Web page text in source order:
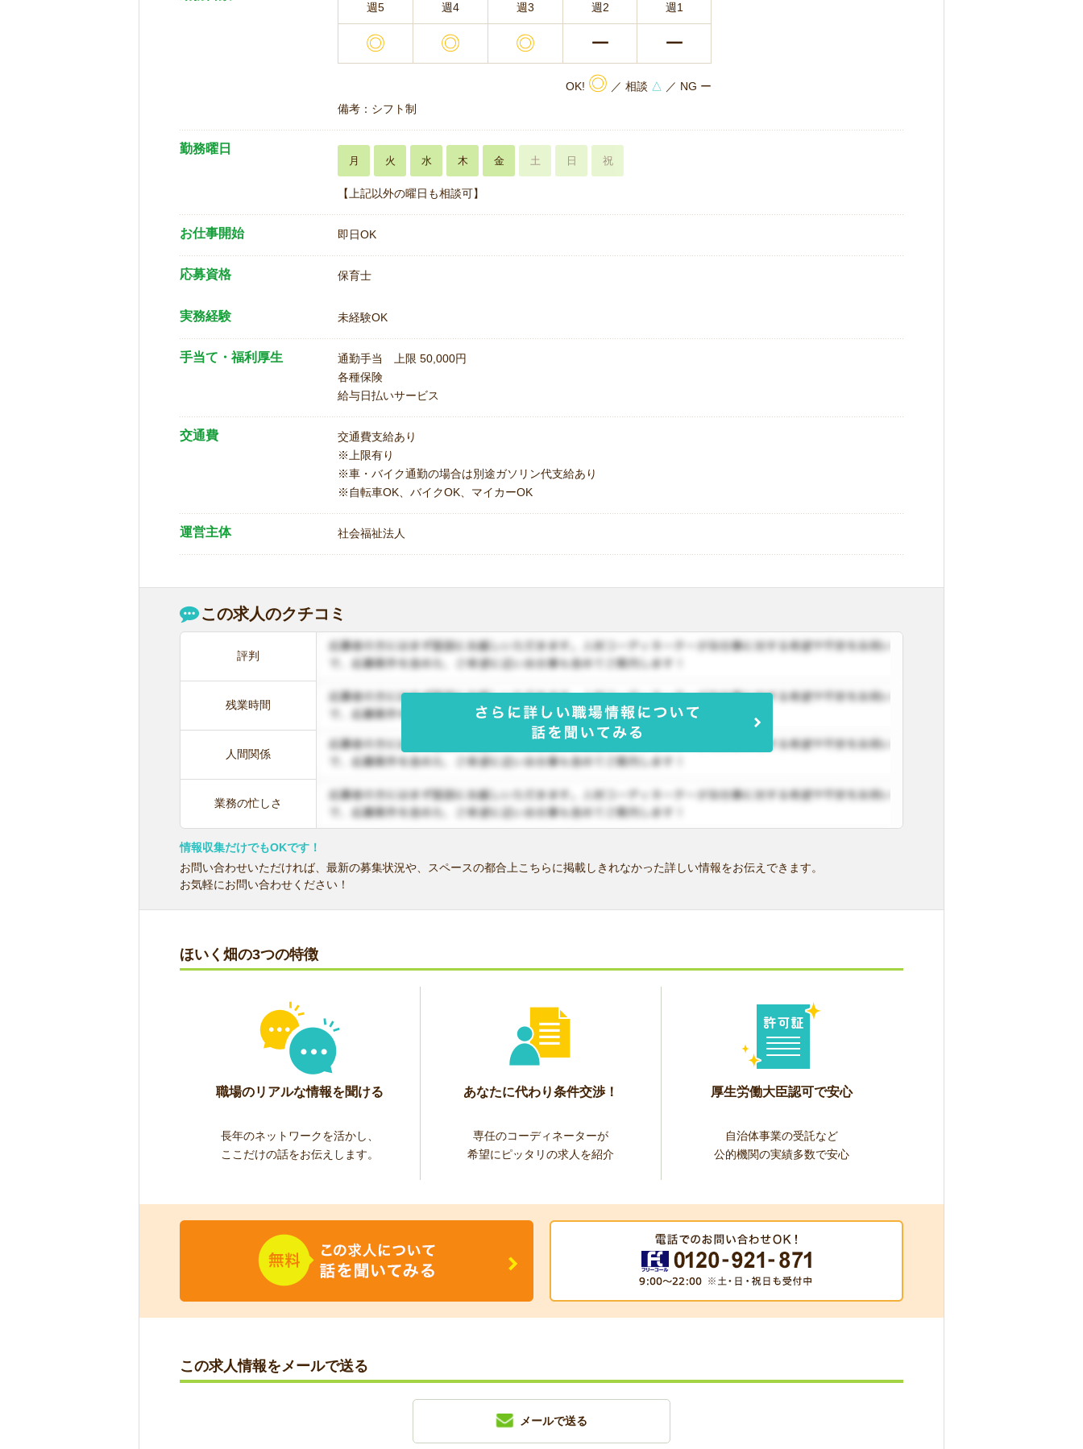
週5 週4 週3 週2 週1
◎ ◎ ◎ ー ー
OK! ◎ ／ 相談 △ ／ NG ー
備考：シフト制
勤務曜日
月 火 水 木 金 土 日 祝
【上記以外の曜日も相談可】
お仕事開始 即日OK
応募資格 保育士
実務経験 未経験OK
手当て・福利厚生
通勤手当 上限 50,000円
各種保険
給与日払いサービス
交通費
交通費支給あり
※上限有り
※車・バイク通勤の場合は別途ガソリン代支給あり
※自転車OK、バイクOK、マイカーOK
運営主体 社会福祉法人
この求人のクチコミ
評判
残業時間
人間関係
業務の忙しさ
情報収集だけでもOKです！
お問い合わせいただければ、最新の募集状況や、スペースの都合上こちらに掲載しきれなかった詳しい情報をお伝えできます。
お気軽にお問い合わせください！
ほいく畑の3つの特徴
職場のリアルな情報を聞ける
長年のネットワークを活かし、
ここだけの話をお伝えします。
あなたに代わり条件交渉！
専任のコーディネーターが
希望にピッタリの求人を紹介
厚生労働大臣認可で安心
自治体事業の受託など
公的機関の実績多数で安心
この求人情報をメールで送る
メールで送る